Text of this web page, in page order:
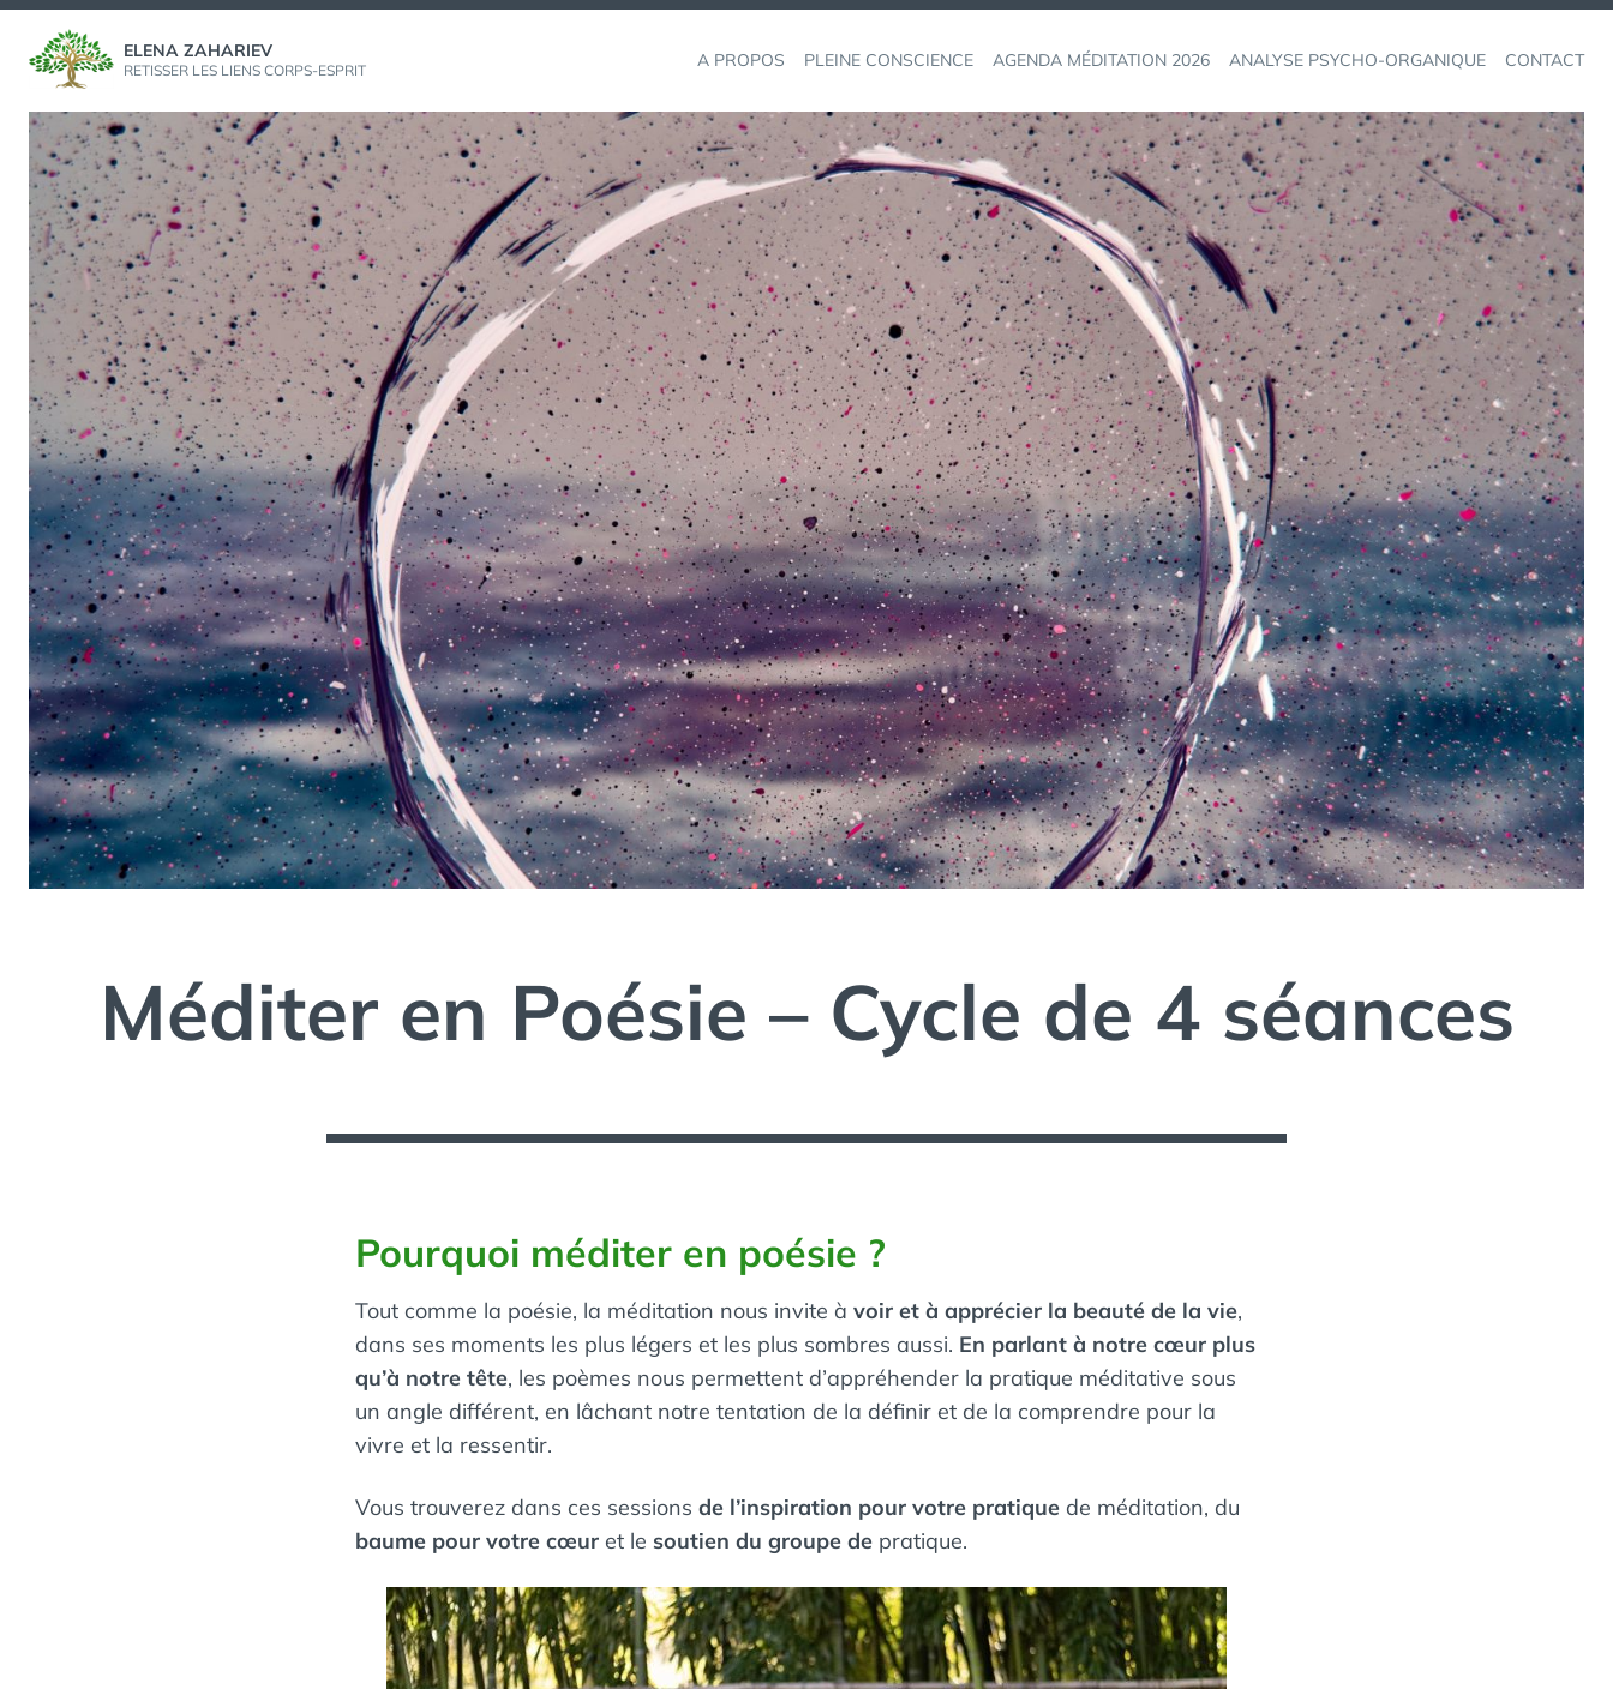
Aller
contenu
ELENA ZAHARIEV
RETISSER LES LIENS CORPS-ESPRIT A PROPOS PLEINE CONSCIENCE AGENDA MÉDITATION 2026 ANALYSE PSYCHO-ORGANIQUE CONTACT
Méditer en Poésie – Cycle de 4 séances
Pourquoi méditer en poésie ?
Tout comme la poésie, la méditation nous invite à voir et à apprécier la beauté de la vie,
dans ses moments les plus légers et les plus sombres aussi. En parlant à notre cœur plus
qu’à notre tête, les poèmes nous permettent d’appréhender la pratique méditative sous
un angle différent, en lâchant notre tentation de la définir et de la comprendre pour la
vivre et la ressentir.
Vous trouverez dans ces sessions de l’inspiration pour votre pratique de méditation, du
baume pour votre cœur et le soutien du groupe de pratique.